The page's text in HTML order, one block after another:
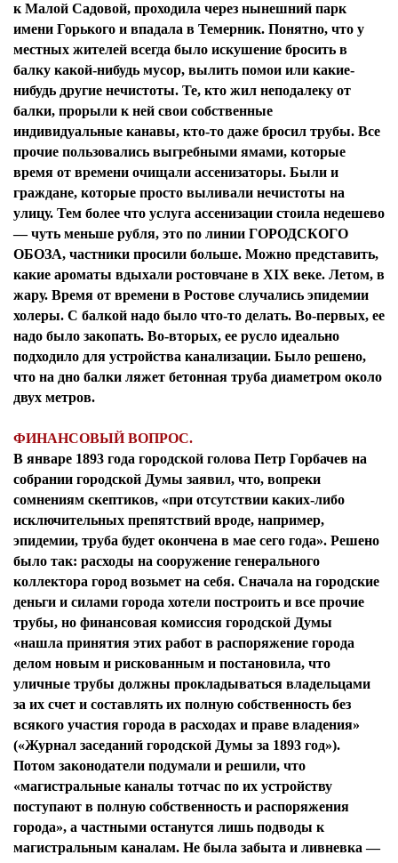
к Малой Садовой, проходила через нынешний парк
имени Горького и впадала в Темерник. Понятно, что у
местных жителей всегда было искушение бросить в
балку какой-нибудь мусор, вылить помои или какие-
нибудь другие нечистоты. Те, кто жил неподалеку от
балки, прорыли к ней свои собственные
индивидуальные канавы, кто-то даже бросил трубы. Все
прочие пользовались выгребными ямами, которые
время от времени очищали ассенизаторы. Были и
граждане, которые просто выливали нечистоты на
улицу. Тем более что услуга ассенизации стоила недешево
— чуть меньше рубля, это по линии ГОРОДСКОГО
ОБОЗА, частники просили больше. Можно представить,
какие ароматы вдыхали ростовчане в XIX веке. Летом, в
жару. Время от времени в Ростове случались эпидемии
холеры. С балкой надо было что-то делать. Во-первых, ее
надо было закопать. Во-вторых, ее русло идеально
подходило для устройства канализации. Было решено,
что на дно балки ляжет бетонная труба диаметром около
двух метров.
ФИНАНСОВЫЙ ВОПРОС.
В январе 1893 года городской голова Петр Горбачев на
собрании городской Думы заявил, что, вопреки
сомнениям скептиков, «при отсутствии каких-либо
исключительных препятствий вроде, например,
эпидемии, труба будет окончена в мае сего года». Решено
было так: расходы на сооружение генерального
коллектора город возьмет на себя. Сначала на городские
деньги и силами города хотели построить и все прочие
трубы, но финансовая комиссия городской Думы
«нашла принятия этих работ в распоряжение города
делом новым и рискованным и постановила, что
уличные трубы должны прокладываться владельцами
за их счет и составлять их полную собственность без
всякого участия города в расходах и праве владения»
(«Журнал заседаний городской Думы за 1893 год»).
Потом законодатели подумали и решили, что
«магистральные каналы тотчас по их устройству
поступают в полную собственность и распоряжения
города», а частными останутся лишь подводы к
магистральным каналам. Не была забыта и ливневка —